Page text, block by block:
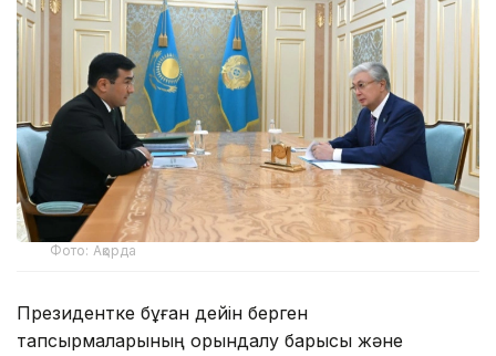
Фото: Ақорда
Президентке бұған дейін берген
тапсырмаларының орындалу барысы және